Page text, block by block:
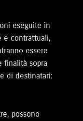
eseguite in
e contrattuali,
essere
finalità sopra
di destinatari:
possono